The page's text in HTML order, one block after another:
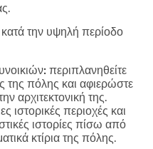
την υψηλή περίοδο
περιπλανηθείτε
της πόλης και αφιερώστε
αρχιτεκτονική της.
ιστορικές περιοχές και
ιστορίες πίσω από
κτίρια της πόλης.